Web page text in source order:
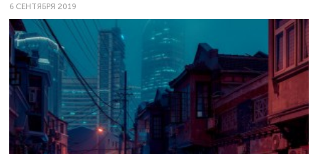
6 СЕНТЯБРЯ 2019